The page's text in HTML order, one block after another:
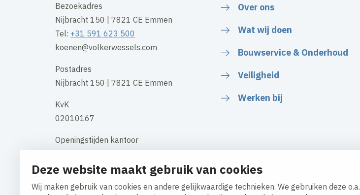
Deze website maakt gebruik van cookies
Wij maken gebruik van cookies en andere gelijkwaardige technieken. We gebruiken deze o.a.
Bezoekadres
Nijbracht 150 | 7821 CE Emmen
Tel: +31 591 623 500
koenen@volkerwessels.com
Postadres
Nijbracht 150 | 7821 CE Emmen
KvK
02010167
Openingstijden kantoor
maandag t/m vrijdag 08:00 uur - 17:00
uur
Over ons
Wat wij doen
Bouwservice & Onderhoud
Veiligheid
Werken bij